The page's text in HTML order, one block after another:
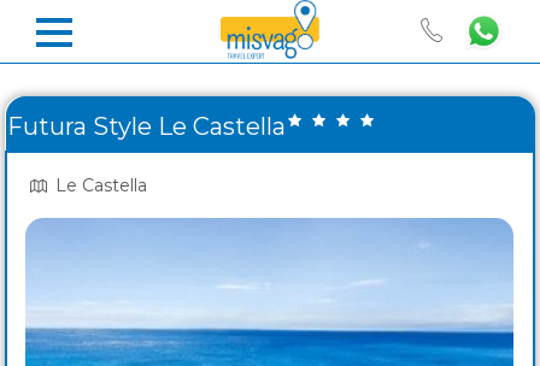
Futura Style Le Castella
Le Castella